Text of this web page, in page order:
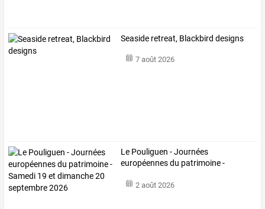
Seaside retreat, Blackbird designs
7 août 2026
Le Pouliguen -Journées
européennesdu patrimoine-
2 août 2026